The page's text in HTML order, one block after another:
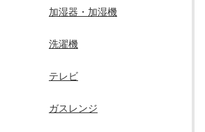
加湿器・加湿機
洗濯機
テレビ
ガスレンジ